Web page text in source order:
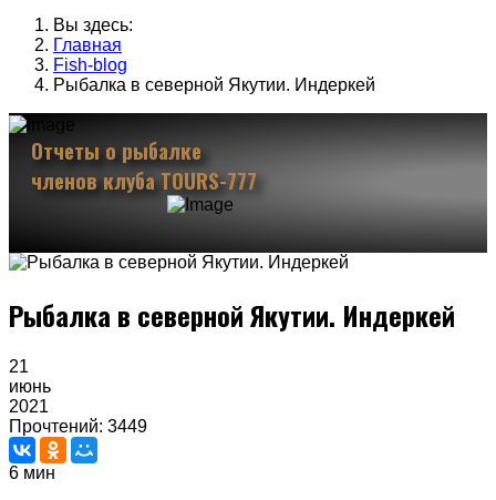
Вы здесь:
Главная
Fish-blog
Рыбалка в северной Якутии. Индеркей
Отчеты о рыбалке
членов клуба TOURS-777
Рыбалка в северной Якутии. Индеркей
21
июнь
2021
Прочтений: 3449
6 мин